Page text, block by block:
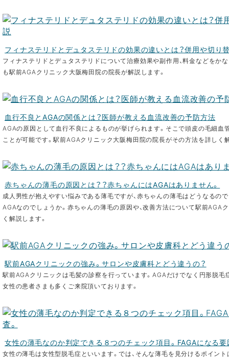
フィナステリドとデュタステリドの効果の違いとは？併用や切り
フィナステリドとデュタステリドについて治療効果や副作用、料金などをか
も駅前AGAクリニック大阪梅田院の院長が解説します。
血行不良とAGAの関係とは？医師が教える血流改善の予防方法
AGAの原因として血行不良によるものが挙げられます。そこで頭皮の毛細血
ことが可能です。駅前AGAクリニック大阪梅田院の院長がその方法を詳しく
赤ちゃんの薄毛の原因とは？？赤ちゃんにはAGAはありません。
成人男性が抱えやすい悩みである薄毛ですが、赤ちゃんの薄毛はどうなるの
AGAなのでしょうか。赤ちゃんの薄毛の原因や、改善方法について駅前AGA
く解説します。
駅前AGAクリニックの強み。サロンや皮膚科とどう違うの？
駅前AGAクリニックは毛髪の診察を行っています。AGAだけでなく円形脱毛
女性の患者さまも多くご来院頂いております。
女性の薄毛なのか判定できる８つのチェック項目。FAGAになる
女性の薄毛は女性型脱毛症といいます。では、そんな薄毛を見分けるポイン